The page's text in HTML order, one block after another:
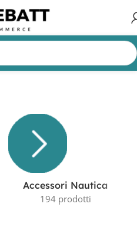
120ah 12v”
Accessori Nautica
194 prodotti